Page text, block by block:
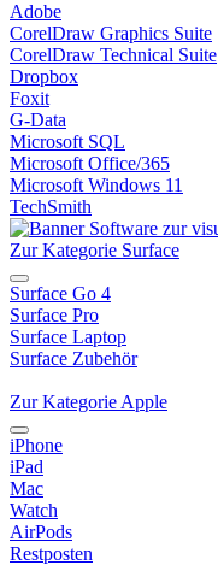
Adobe
CorelDraw Graphics Suite
CorelDraw Technical Suite
Dropbox
Foxit
G-Data
Microsoft SQL
Microsoft Office/365
Microsoft Windows 11
TechSmith
Zur Kategorie Surface
Surface Go 4
Surface Pro
Surface Laptop
Surface Zubehör
Zur Kategorie Apple
iPhone
iPad
Mac
Watch
AirPods
Restposten